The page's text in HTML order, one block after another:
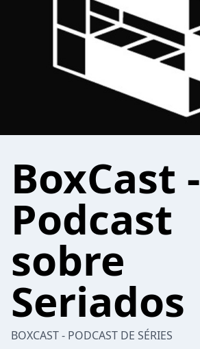
BoxCast -
Podcast
sobre
Seriados
BOXCAST - PODCAST DE SÉRIES